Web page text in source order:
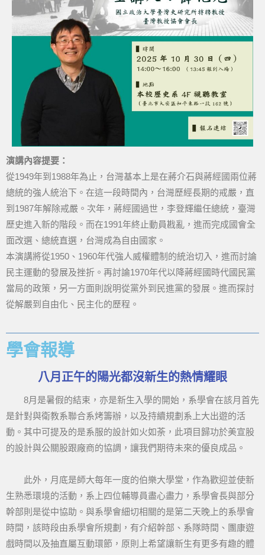
演講內容提要：
從1949年到1988年為止，台灣基本上是在蔣介石與蔣經國兩位蔣
總統的強人統治下。在這一段時間內，台灣歷經長期的戒嚴，直
到1987年解除戒嚴。次年，蔣經國過世，李登輝繼任總統，臺灣
歷史進入新的階段。而在1991年終止動員戡亂，進而完成國會全
面改選、總統直選，台灣成為自由國家。
本演講將從1950、1960年代強人威權體制的統治切入，進而討論
民主運動的發展及挫折。再討論1970年代以降蔣經國時代國民黨
當局的政策，另一方面則說明從黨外到民進黨的發展。進而探討
從解嚴到自由化、民主化的歷程。
學會報導
八月正午的陽光都沒新生的熱情耀眼
8月是暑假的結束，亦是新生入學的開始，系學會在該月首先
是針對與衛教系聯合系烤籌辦，以及持續規劃系上大出遊的活
動。其中可提及的是系服的設計如火如荼，此項目歸功於美宣股
的設計與公關股跟廠商的協調，讓我們期待未來的優良成品。
此外，月底是師大每年一度的伯樂大學堂，作為歡迎並使新
生熟悉環境的活動，系上四位輔導員盡心盡力，系學會長與部分
幹部則是從中協助。與系學會細切相關的是第二天晚上的系學會
時間，該時段由系學會所規劃，有介紹幹部、系隊時間、團康遊
戲時間以及抽直屬互動環節，原則上希望讓新生有更多有趣的體